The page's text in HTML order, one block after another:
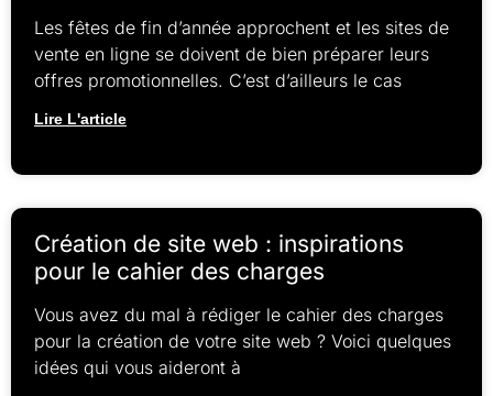
Les fêtes de fin d’année approchent et les sites de
vente en ligne se doivent de bien préparer leurs
offres promotionnelles. C’est d’ailleurs le cas
Lire L'article
Création de site web : inspirations
pour le cahier des charges
Vous avez du mal à rédiger le cahier des charges
pour la création de votre site web ? Voici quelques
idées qui vous aideront à